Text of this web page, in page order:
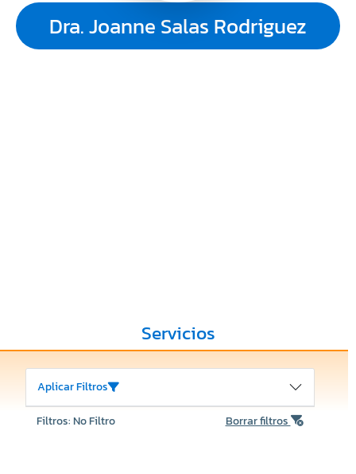
Dra. Joanne Salas Rodriguez
Servicios
Aplicar Filtros
Filtros: No Filtro Borrar filtros